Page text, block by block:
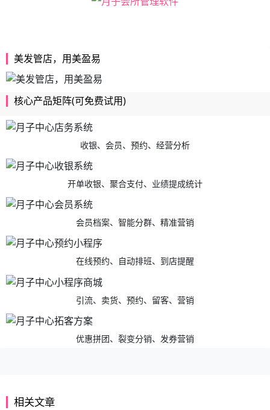
美发管店，用美盈易
核心产品矩阵(可免费试用)
收银、会员、预约、经营分析
开单收银、聚合支付、业绩提成统计
会员档案、智能分群、精准营销
在线预约、自动排班、到店提醒
引流、卖货、预约、留客、营销
优惠拼团、裂变分销、发券营销
相关文章